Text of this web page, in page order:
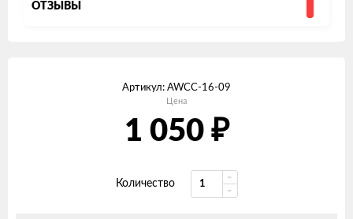
ОТЗЫВЫ
Артикул: AWCC-16-09
Цена
1 050 ₽
Количество